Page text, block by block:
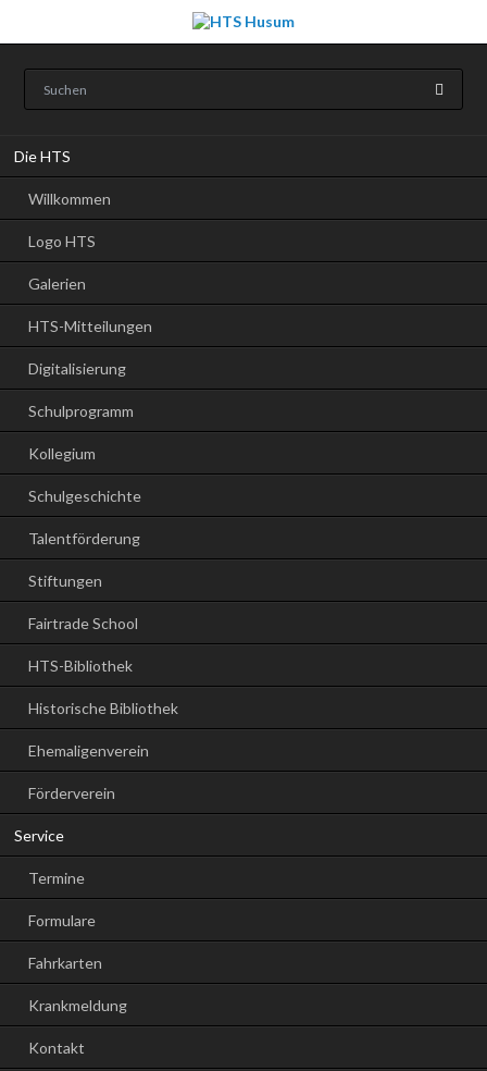
überspringen
Die HTS
Willkommen
Logo HTS
Galerien
HTS-Mitteilungen
Digitalisierung
Schulprogramm
Kollegium
Schulgeschichte
Talentförderung
Stiftungen
Fairtrade School
HTS-Bibliothek
Historische Bibliothek
Ehemaligenverein
Förderverein
Service
Termine
Formulare
Fahrkarten
Krankmeldung
Kontakt